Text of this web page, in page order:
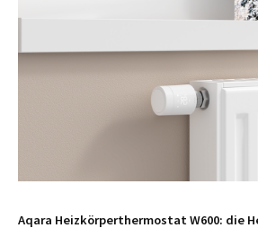
Aqara Heizkörperthermostat W600: die